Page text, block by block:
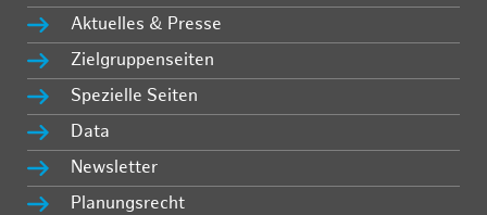
Aktuelles & Presse
Zielgruppenseiten
Spezielle Seiten
Data
Newsletter
Planungsrecht